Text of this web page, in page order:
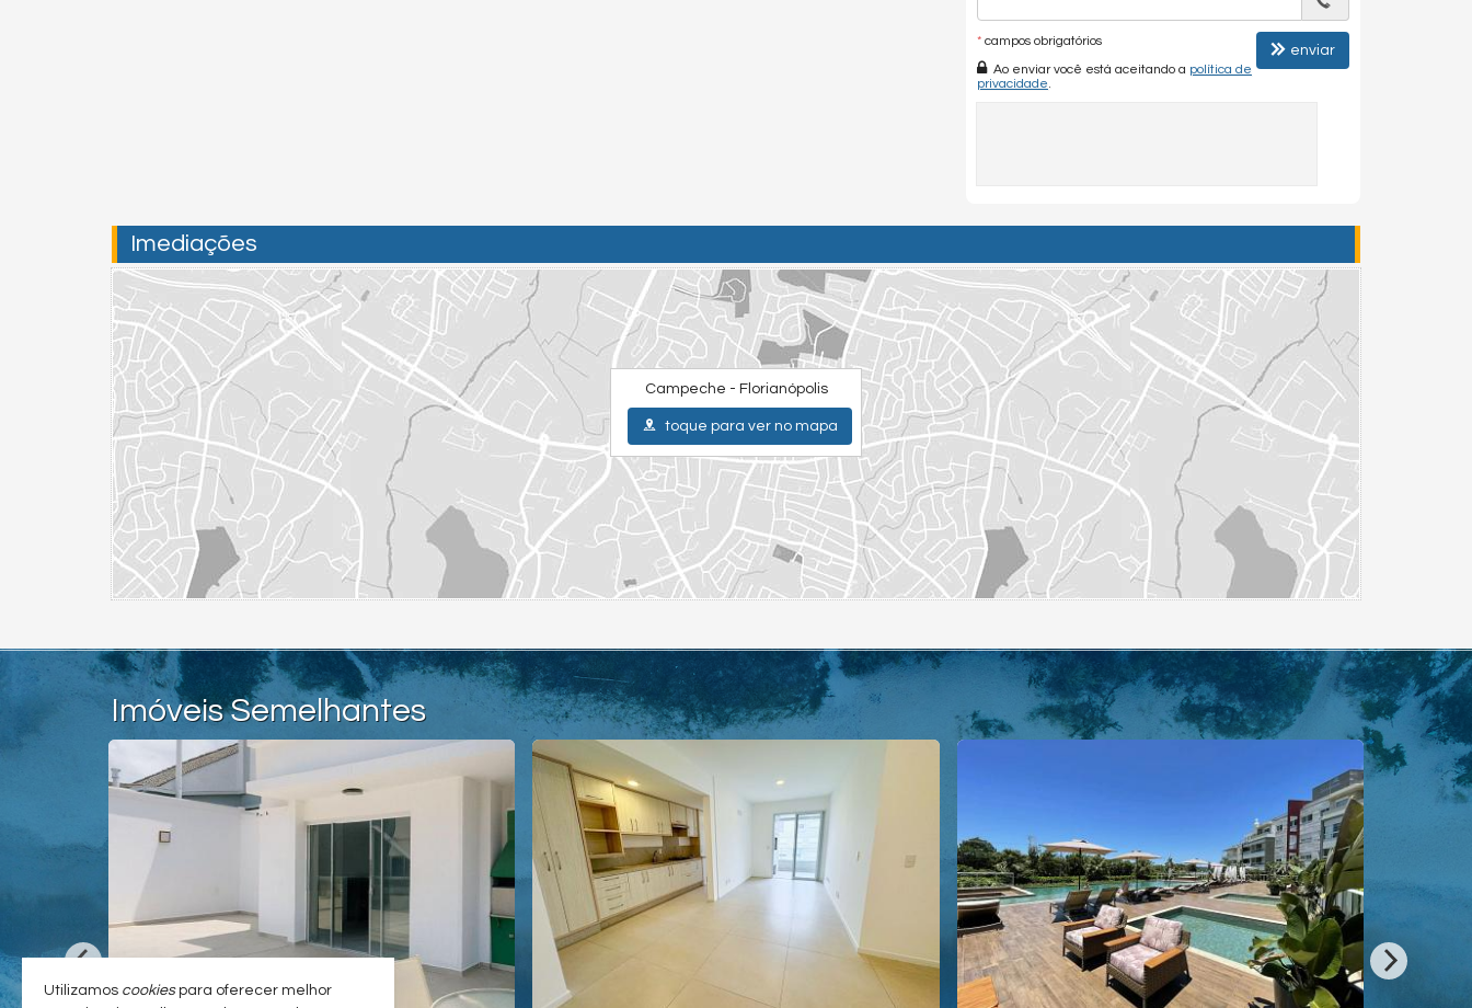
* campos obrigatórios
Ao enviar você está aceitando a política de
privacidade.
enviar
Imediações
Campeche - Florianópolis
toque para ver no mapa
Imóveis Semelhantes
Utilizamos cookiespara oferecer melhor